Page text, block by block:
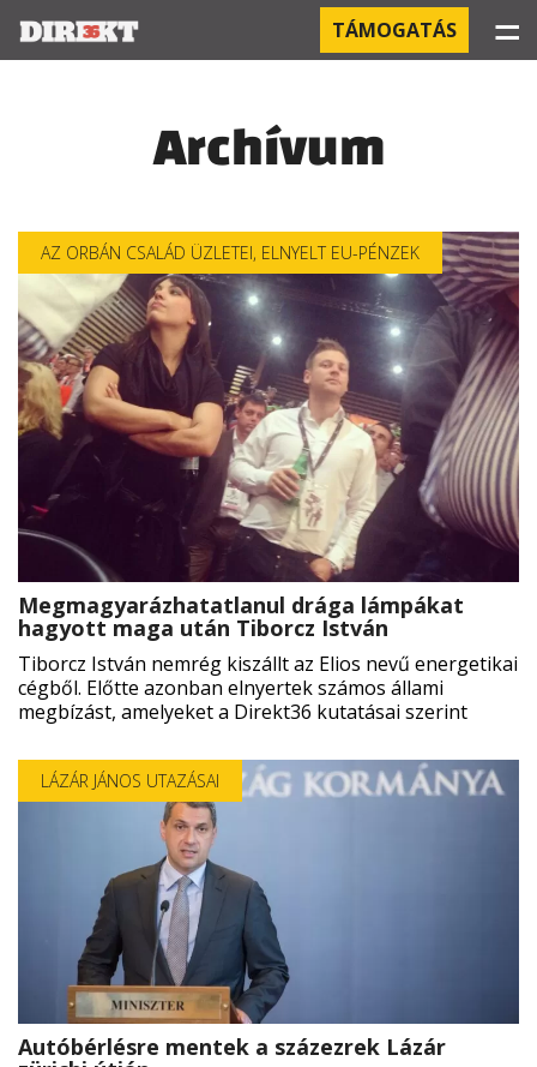
ORBÁN ÉS A GAZDASÁG
KÍNAI NEGYED
OROSZ KAPCSOLATOK
PEGASUS-MEGFIGYELÉSEK
AZ ORBÁN CSALÁD ÜZLETEI
OFFSHORE TITKOK
RÓLUNK
CSAPAT
MŰKÖDÉS
WEBSHOP

TÁMOGATÁS ☰
Archívum
AZ ORBÁN CSALÁD ÜZLETEI, ELNYELT EU-PÉNZEK
Megmagyarázhatatlanul drága lámpákat
hagyott maga után Tiborcz István
Tiborcz István nemrég kiszállt az Elios nevű energetikai
cégből. Előtte azonban elnyertek számos állami
megbízást, amelyeket a Direkt36 kutatásai szerint
LÁZÁR JÁNOS UTAZÁSAI
Autóbérlésre mentek a százezrek Lázár